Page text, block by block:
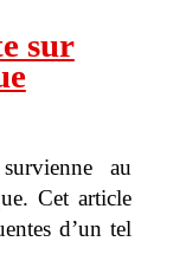
sur
au
Cet article
d’un tel